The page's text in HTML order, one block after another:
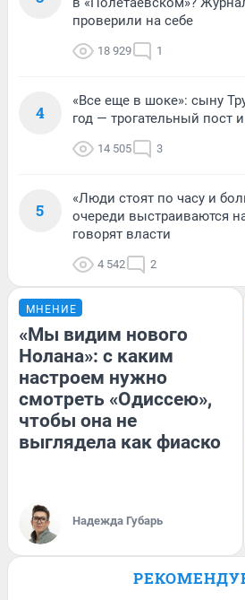
проверили на себе
18 929 1
4
«Все еще в шоке»: сыну
год — трогательный пост
14 505 3
5
«Люди стоят по часу и
очереди выстраиваются
говорят власти
4 542 2
МНЕНИЕ
«Мы видим нового
Нолана»: с каким
настроем нужно
смотреть «Одиссею»,
чтобы она не
выглядела как фиаско
Надежда Губарь